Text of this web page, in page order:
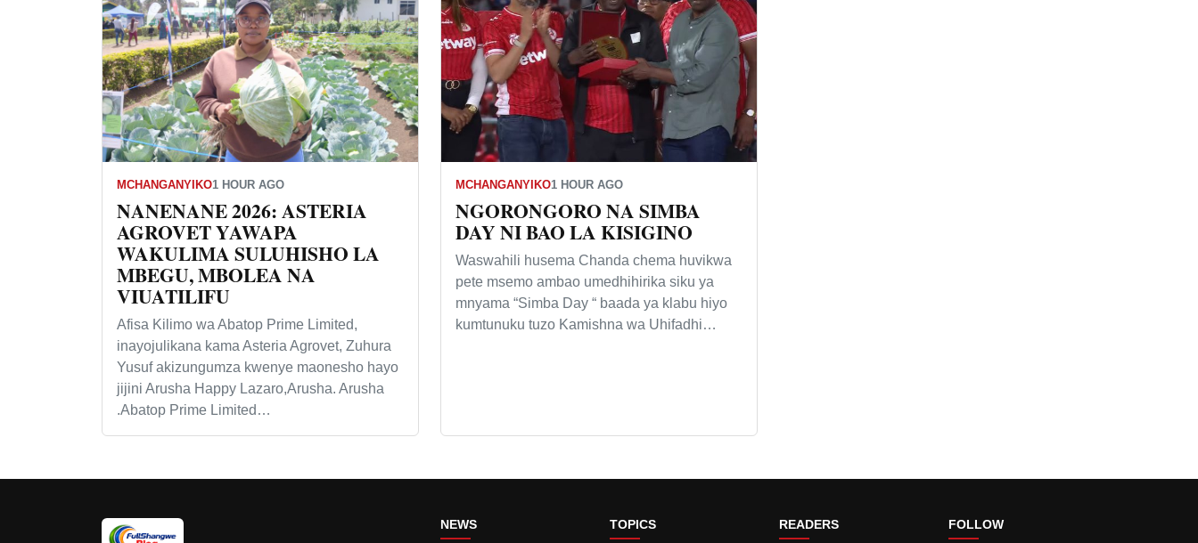
MCHANGANYIKO1 HOUR AGO
NANENANE 2026: ASTERIA
AGROVET YAWAPA
WAKULIMA SULUHISHO LA
MBEGU, MBOLEA NA
VIUATILIFU
Afisa Kilimo wa Abatop Prime Limited,
inayojulikana kama Asteria Agrovet, Zuhura
Yusuf akizungumza kwenye maonesho hayo
jijini Arusha Happy Lazaro,Arusha. Arusha
.Abatop Prime Limited…
MCHANGANYIKO1 HOUR AGO
NGORONGORO NA SIMBA
DAY NI BAO LA KISIGINO
Waswahili husema Chanda chema huvikwa
pete msemo ambao umedhihirika siku ya
mnyama “Simba Day “ baada ya klabu hiyo
kumtunuku tuzo Kamishna wa Uhifadhi…
NEWS TOPICS READERS FOLLOW